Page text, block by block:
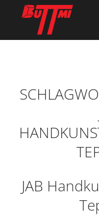
JAB